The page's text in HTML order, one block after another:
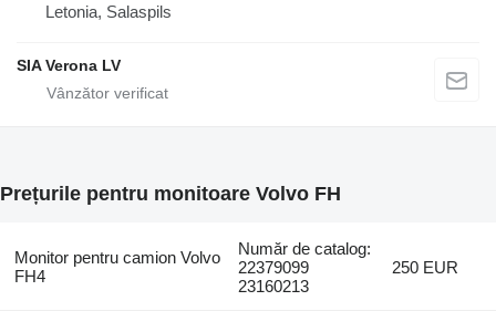
Letonia, Salaspils
SIA Verona LV
Prețurile pentru monitoare Volvo FH
Monitor pentru camion Volvo
FH4
Număr de catalog:
22379099
23160213
250 EUR